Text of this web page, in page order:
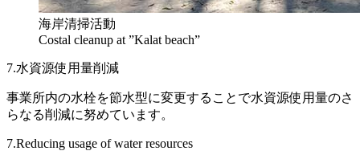
海岸清掃活動
Costal cleanup at ”Kalat beach”
7.水資源使用量削減
事業所内の水栓を節水型に変更することで水資源使用量のさ
らなる削減に努めています。
7.Reducing usage of water resources